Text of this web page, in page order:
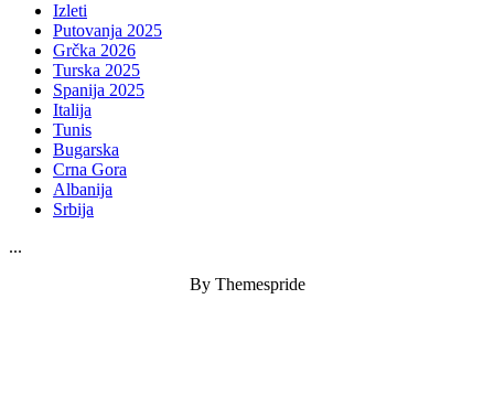
Izleti
Putovanja 2025
Grčka 2026
Turska 2025
Spanija 2025
Italija
Tunis
Bugarska
Crna Gora
Albanija
Srbija
...
By Themespride